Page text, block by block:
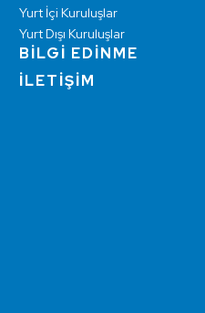
Yurt İçi Kuruluşlar
Yurt Dışı Kuruluşlar
BİLGİ EDİNME
İLETİŞİM